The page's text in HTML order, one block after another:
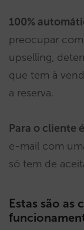
100%
preocupar
upselling,
que tem à
a reserva.
Para o cliente
e-mail com
só tem de
Estas são as